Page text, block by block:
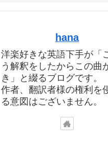
hana
洋楽好きな英語下手が「
う解釈をしたからこの曲
き」と綴るブログです。
作者、翻訳者様の権利を
る意図はございません。